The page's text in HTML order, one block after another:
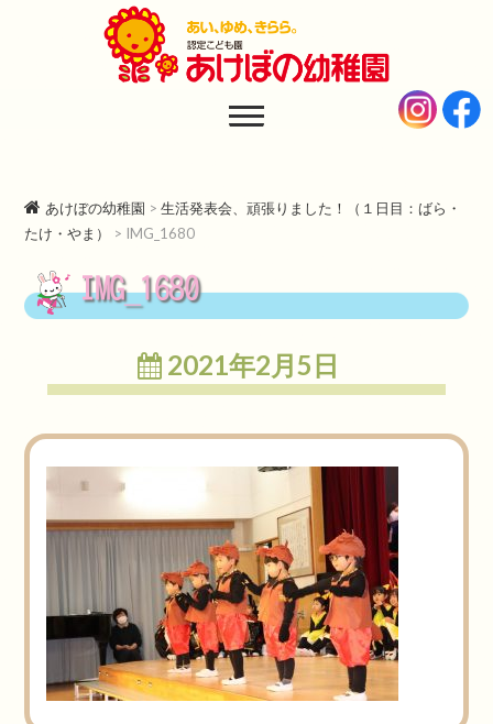
あけぼの幼稚園
あけぼの幼稚園 >生活発表会、頑張りました！（１日目：ばら・
たけ・やま）
> IMG_1680
IMG_1680
2021年2月5日